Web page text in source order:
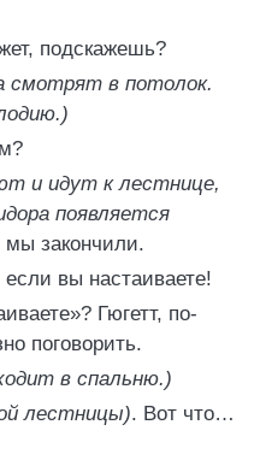
подскажешь?
смотрят в потолок.
и идут к лестнице,
появляется
закончили.
если вы настаиваете!
Гюгетт, по-
поговорить.
в спальню.)
лестницы). Вот что…